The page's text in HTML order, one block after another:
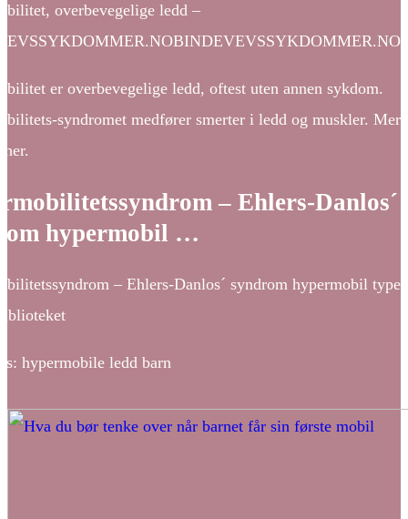
overbevegelige ledd –
er overbevegelige ledd, oftest uten annen sykdom.
syndromet medfører smerter i ledd og muskler. Mer
– Ehlers-Danlos´
hypermobil …
– Ehlers-Danlos´ syndrom hypermobil type
hypermobile ledd barn